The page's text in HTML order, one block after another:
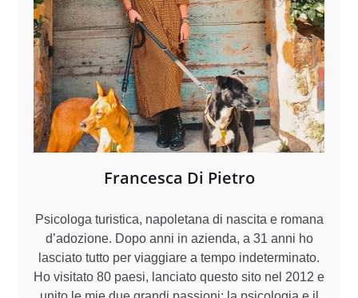
Francesca Di Pietro
Psicologa turistica, napoletana di nascita e romana
d’adozione. Dopo anni in azienda, a 31 anni ho
lasciato tutto per viaggiare a tempo indeterminato.
Ho visitato 80 paesi, lanciato questo sito nel 2012 e